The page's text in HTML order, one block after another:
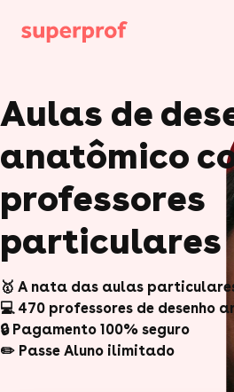
Aulas de
anatômico
professores
particulares
🥇 A nata das aulas
💻 470 professores de desenho
🔒 Pagamento 100% seguro
✏️ Passe Aluno ilimitado